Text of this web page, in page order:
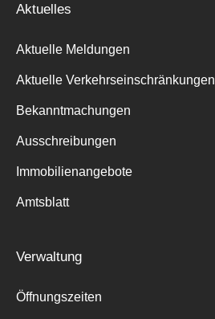
Aktuelles
Aktuelle Meldungen
Aktuelle Verkehrseinschränkungen
Bekanntmachungen
Ausschreibungen
Immobilienangebote
Amtsblatt
Verwaltung
Öffnungszeiten